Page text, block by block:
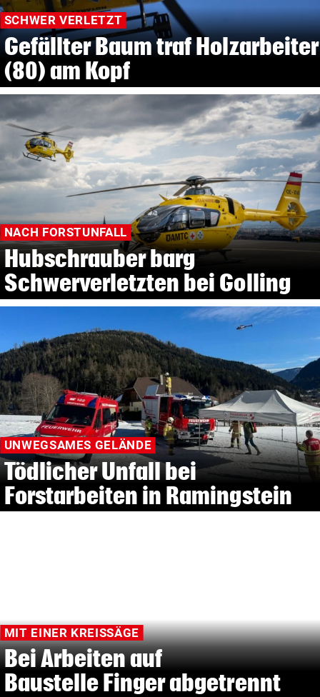
SCHWER VERLETZT
Gefällter Baum traf Holzarbeiter
(80) am Kopf
NACH FORSTUNFALL
Hubschrauber barg
Schwerverletzten bei Golling
UNWEGSAMES GELÄNDE
Tödlicher Unfall bei
Forstarbeiten in Ramingstein
MIT EINER KREISSÄGE
Bei Arbeiten auf
Baustelle Finger abgetrennt